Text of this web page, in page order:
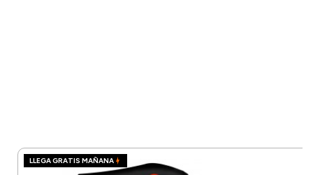
LLEGA GRATIS MAÑANA